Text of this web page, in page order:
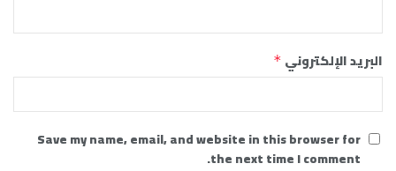
البريد الإلكتروني *
Save my name, email, and website in this browser for
the next time I comment.